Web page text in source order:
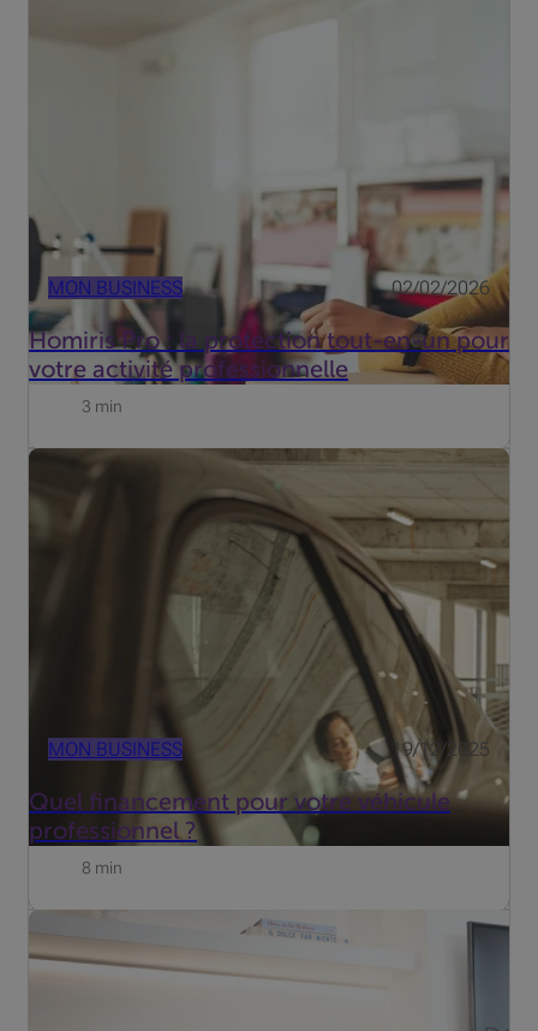
MON BUSINESS 02/02/2026
Homiris Pro : la protection tout-en-un pour
votre activité professionnelle
3 min
MON BUSINESS 19/12/2025
Quel financement pour votre véhicule
professionnel ?
Que vous soyez indépendant, dirigeant d'une PME ou
titulaire d'une profession libérale, la mobilité est un pilier
essentiel de votre entreprise. Un véhicule peut être à la
fois un outil de travail indispensable et une form...
8 min
Jeune chirurgien plastique et esthétique, il rêvait de
développer une clinique innovante. Mais trouver une
banque capable de comprendre ses ambitions et de